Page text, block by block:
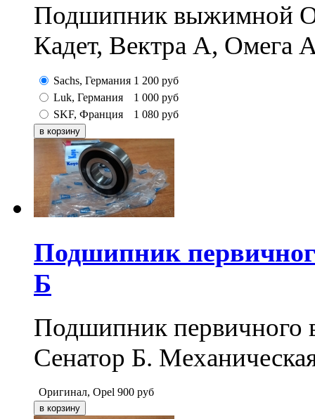
Подшипник выжимной
Кадет, Вектра А, Омега
Sachs, Германия 1 200 руб
Luk, Германия
1 000 руб
SKF, Франция
1 080 руб
Подшипник
Б
Подшипник
Сенатор Б.
Оригинал, Opel 900 руб